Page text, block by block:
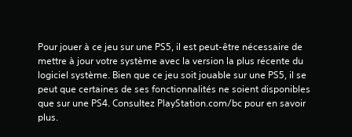
Pour jouer à ce jeu sur une PS5, il est peut-être nécessaire de
mettre à jour votre système avec la version la plus récente du
logiciel système. Bien que ce jeu soit jouable sur une PS5, il se
peut que certaines de ses fonctionnalités ne soient disponibles
que sur une PS4. Consultez PlayStation.com/bc pour en savoir
plus.